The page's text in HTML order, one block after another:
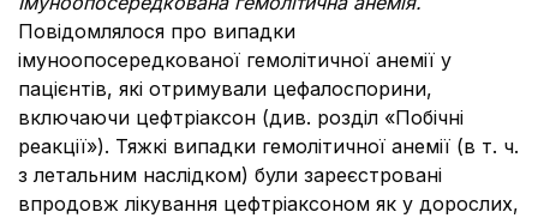
Повідомлялося про випадки
імуноопосередкованої гемолітичної анемії у
пацієнтів, які отримували цефалоспорини,
включаючи цефтріаксон (див. розділ «Побічні
реакції»). Тяжкі випадки гемолітичної анемії (в т. ч.
з летальним наслідком) були зареєстровані
впродовж лікування цефтріаксоном як у дорослих,